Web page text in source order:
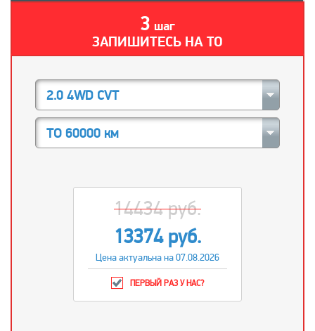
3 шаг
ЗАПИШИТЕСЬ НА ТО
2.0 4WD CVT
ТО 60000 км
14434 руб.
13374 руб.
Цена актуальна на 07.08.2026
ПЕРВЫЙ РАЗ У НАС?